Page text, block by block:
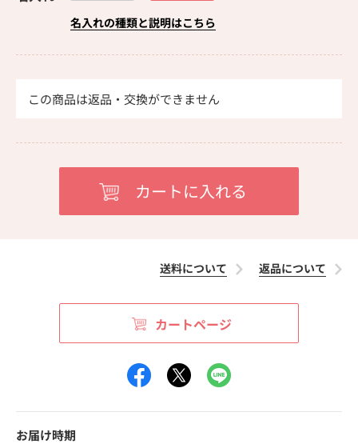
名入れの種類と説明はこちら
この商品は返品・交換ができません
送料について 返品について
カートページ
お届け時期